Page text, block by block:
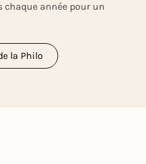
chaque année pour un
la Philo